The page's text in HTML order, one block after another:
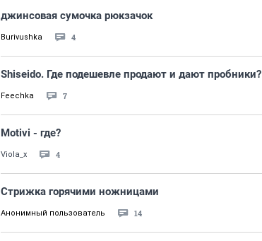
джинсовая сумочка рюкзачок
Burivushka 4
Shiseido. Где подешевле продают и дают пробники?
Feechka 7
Motivi - где?
Viola_x 4
Стрижка горячими ножницами
Анонимный пользователь 14